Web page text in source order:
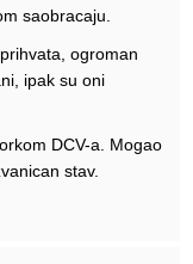
saobracaju.
ogroman
ipak su oni
DCV-a. Mogao
stav.